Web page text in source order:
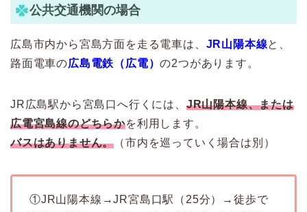
公共交通機関の場合
広島市内から宮島方面を走る電車は、 JR山陽本線と、
路面電車の広島電鉄（広電）の2つがあります。
JR広島駅から宮島口へ行くには、 JR山陽本線、または
広電宮島線のどちらかを利用します。
バスはありません。 （市内を巡っていく場合は別）
①JR山陽本線→JR宮島口駅（25分）→徒歩で